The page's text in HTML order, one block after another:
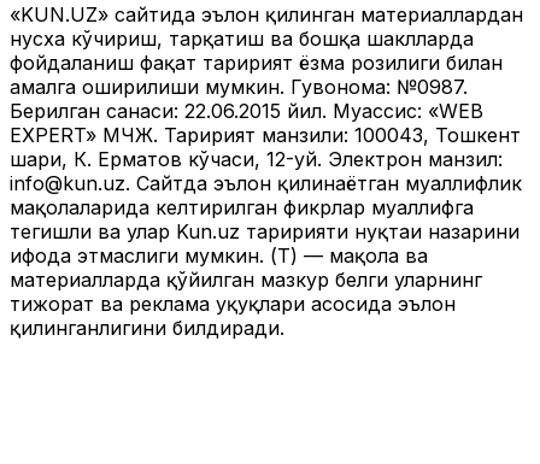
«KUN.UZ» сайтида эълон қилинган материаллардан
нусха кўчириш, тарқатиш ва бошқа шаклларда
фойдаланиш фақат таҳририят ёзма розилиги билан
амалга оширилиши мумкин. Гувоҳнома: №0987.
Берилган санаси: 22.06.2015 йил. Муассис: «WEB
EXPERT» МЧЖ. Таҳририят манзили: 100043, Тошкент
шаҳри, К. Ерматов кўчаси, 12-уй. Электрон манзил:
info@kun.uz. Сайтда эълон қилинаётган муаллифлик
мақолаларида келтирилган фикрлар муаллифга
тегишли ва улар Kun.uz таҳририяти нуқтаи назарини
ифода этмаслиги мумкин. (Т) — мақола ва
материалларда қўйилган мазкур белги уларнинг
тижорат ва реклама ҳуқуқлари асосида эълон
қилинганлигини билдиради.